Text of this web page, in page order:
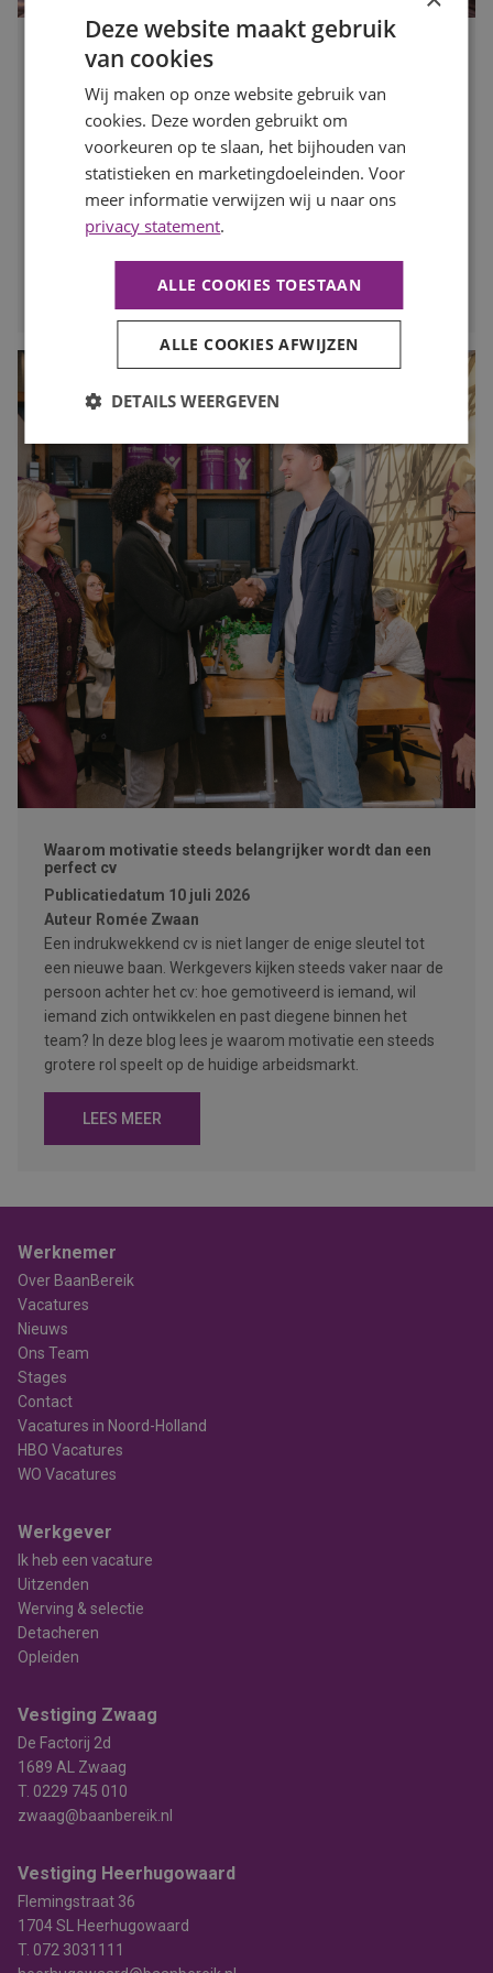
Waarom de bouwvak hét moment is om op zoek te gaan
Publicatiedatum 27 juli 2026
AuteurMayra Wokke
Veel mensen denken dat solliciteren tijdens de bouwvak
weinig zin heeft. Toch is juist deze periode een slim
moment om op zoek te gaan naar een nieuwe baan. In
deze blog lees je waarom.
LEES MEER
Waarom motivatie steeds belangrijker wordt dan een
perfect cv
Publicatiedatum 10 juli 2026
Auteur Romée Zwaan
Een indrukwekkend cv is niet langer de enige sleutel tot
een nieuwe baan. Werkgevers kijken steeds vaker naar de
persoon achter het cv: hoe gemotiveerd is iemand, wil
iemand zich ontwikkelen en past diegene binnen het
team? In deze blog lees je waarom motivatie een steeds
grotere rol speelt op de huidige arbeidsmarkt.
LEES MEER
Werknemer
Over BaanBereik
Vacatures
Nieuws
Ons Team
Stages
Contact
Vacatures in Noord-Holland
HBO Vacatures
WO Vacatures
Werkgever
Ik heb een vacature
Uitzenden
Werving & selectie
Detacheren
Opleiden
Vestiging Zwaag
De Factorij 2d
1689 AL Zwaag
T. 0229 745 010
zwaag@baanbereik.nl
Vestiging Heerhugowaard
Flemingstraat 36
1704 SL Heerhugowaard
T. 072 3031111
Deze website maakt gebruik
van cookies
Wij maken op onze website gebruik van
cookies. Deze worden gebruikt om
voorkeuren op te slaan, het bijhouden van
statistieken en marketingdoeleinden. Voor
meer informatie verwijzen wij u naar ons
privacy statement.
ALLE COOKIES TOESTAAN
ALLE COOKIES AFWIJZEN
DETAILS WEERGEVEN